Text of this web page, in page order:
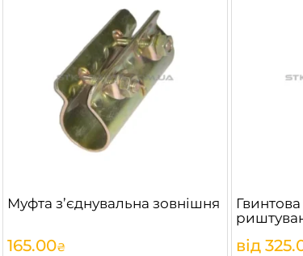
Муфта з’єднувальна зовнішня
165.00₴
від